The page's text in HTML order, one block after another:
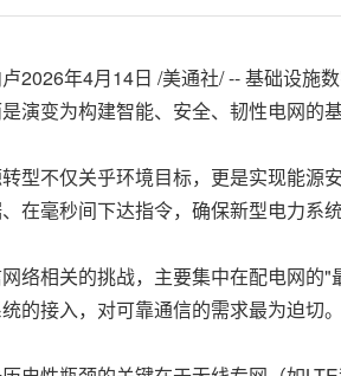
2026年4月14日 /美通社/ -- 基础设施
演变为构建智能、安全、韧性电网的
型不仅关乎环境目标，更是实现能源
在毫秒间下达指令，确保新型电力系
络相关的挑战，主要集中在配电网的
的接入，对可靠通信的需求最为迫切